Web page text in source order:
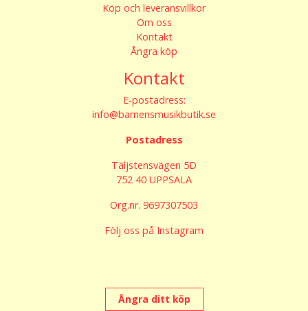
Köp och leveransvillkor
Om oss
Kontakt
Ångra köp
Kontakt
E-postadress:
info@barnensmusikbutik.se
Postadress
Täljstensvägen 5D
752 40 UPPSALA
Org.nr. 9697307503
Följ oss på Instagram
Ångra ditt köp